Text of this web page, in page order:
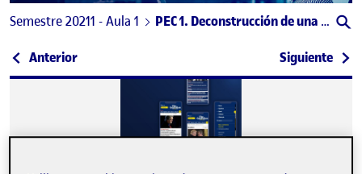
Semestre 20211 - Aula 1 PEC 1. Deconstrucción de una interfaz gráfica
Navegación de entradas
Anterior: PEC 1 – Deconstrucción de una interfaz gráfica
Siguiente: